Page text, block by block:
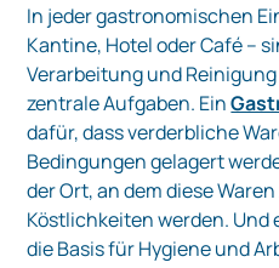
In jeder gastronomischen
Kantine, Hotel oder Café –
Verarbeitung und
zentrale Aufgaben. Ein
dafür, dass verderbliche
Bedingungen gelagert
der Ort, an dem diese
Köstlichkeiten werden. Und
die Basis für Hygiene und